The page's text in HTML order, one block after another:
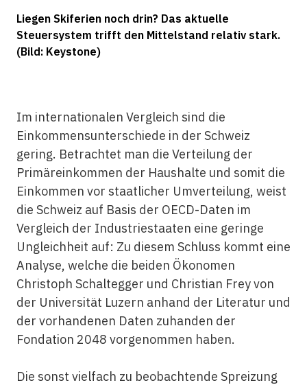
Liegen Skiferien noch drin? Das aktuelle
Steuersystem trifft den Mittelstand relativ stark.
(Bild: Keystone)
Im internationalen Vergleich sind die
Einkommensunterschiede in der Schweiz
gering. Betrachtet man die Verteilung der
Primäreinkommen der Haushalte und somit die
Einkommen vor staatlicher Umverteilung, weist
die Schweiz auf Basis der OECD-Daten im
Vergleich der Industriestaaten eine geringe
Ungleichheit auf: Zu diesem Schluss kommt eine
Analyse, welche die beiden Ökonomen
Christoph Schaltegger und Christian Frey von
der Universität Luzern anhand der Literatur und
der vorhandenen Daten zuhanden der
Fondation 2048 vorgenommen haben.
Die sonst vielfach zu beobachtende Spreizung